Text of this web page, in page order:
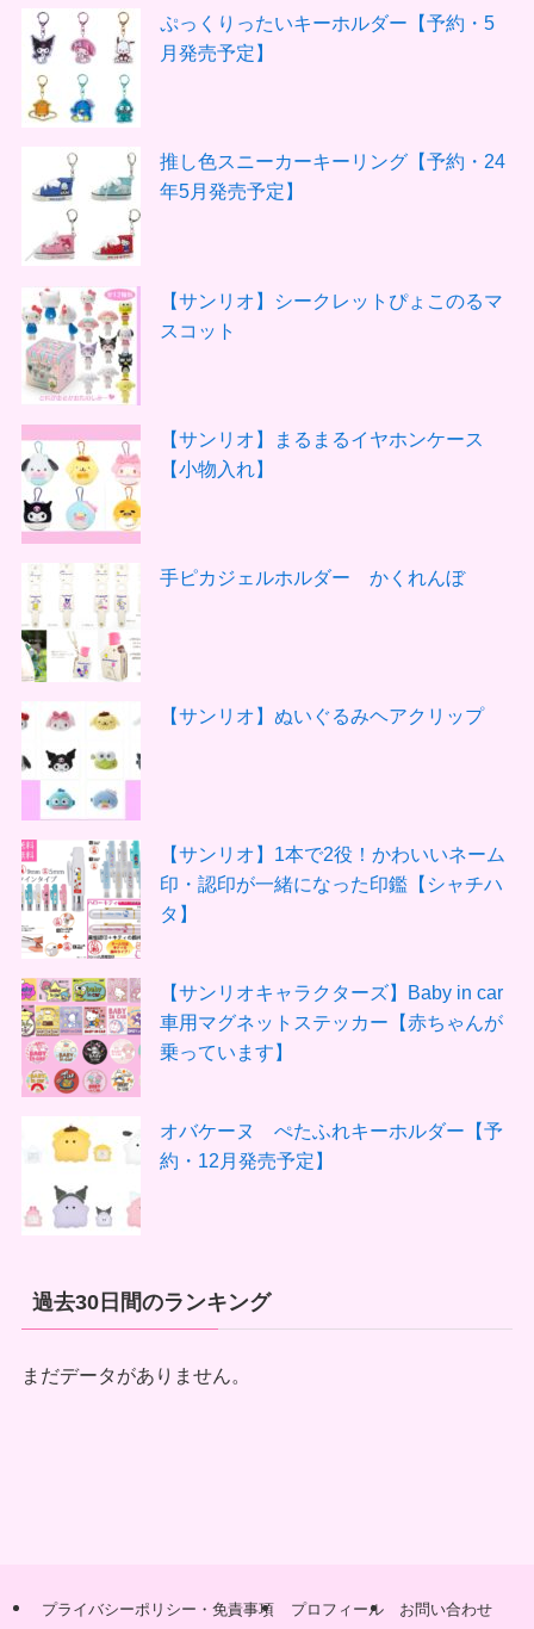
ぷっくりったいキーホルダー【予約・5
月発売予定】
推し色スニーカーキーリング【予約・24
年5月発売予定】
【サンリオ】シークレットぴょこのるマ
スコット
【サンリオ】まるまるイヤホンケース
【小物入れ】
手ピカジェルホルダー かくれんぼ
【サンリオ】ぬいぐるみヘアクリップ
【サンリオ】1本で2役！かわいいネーム
印・認印が一緒になった印鑑【シャチハ
タ】
【サンリオキャラクターズ】Baby in car
車用マグネットステッカー【赤ちゃんが
乗っています】
オバケーヌ ぺたふれキーホルダー【予
約・12月発売予定】
過去30日間のランキング
まだデータがありません。
プライバシーポリシー・免責事項 プロフィール お問い合わせ